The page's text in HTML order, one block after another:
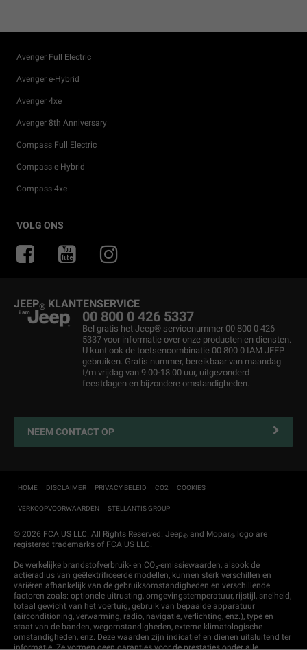
Avenger Full Electric
Avenger e-Hybrid
Avenger 4xe
Avenger 8th Anniversary
Compass Full Electric
Compass e-Hybrid
Compass 4xe
Onze aanbiedingen
Particuliere Acties
Private Lease
Occasions
Operational Lease
After-sales services
Off-Road Gids
4x4 Ervaring
Accessoires
Onderdelen en tips
Onderhoud en Tips
Maak een Afspraak
Bereken Uw Onderhoudskosten
Service contracten
Mobiliteit en Pechhulp
Garantie
Zakelijke rijders
Klantenservice
Mopar eStore
Partners
VOLG ONS
JEEP® KLANTENSERVICE
00 800 0 426 5337
Bel gratis het Jeep® servicenummer 00 800 0 426
5337 voor informatie over onze producten en diensten.
U kunt ook de toetsencombinatie 00 800 0 IAM JEEP
gebruiken. Gratis nummer, bereikbaar van maandag
t/m vrijdag van 9.00-18.00 uur, uitgezonderd
feestdagen en bijzondere omstandigheden.
NEEM CONTACT OP
HOME DISCLAIMER PRIVACY BELEID CO2 COOKIES
VERKOOPVOORWAARDEN STELLANTIS GROUP
© 2026 FCA US LLC. All Rights Reserved. Jeep® and Mopar® logo are
registered trademarks of FCA US LLC.
De werkelijke brandstofverbruik- en CO₂-emissiewaarden, alsook de
actieradius van geëlektrificeerde modellen, kunnen sterk verschillen en
variëren afhankelijk van de gebruiksomstandigheden en verschillende
factoren zoals: optionele uitrusting, omgevingstemperatuur, rijstijl, snelheid,
totaal gewicht van het voertuig, gebruik van bepaalde apparatuur
(airconditioning, verwarming, radio, navigatie, verlichting, enz.), type en
staat van de banden, wegomstandigheden, externe klimatologische
omstandigheden, enz. Deze waarden zijn indicatief en dienen uitsluitend ter
informatie. Ze vormen geen garanties voor de prestaties onder alle